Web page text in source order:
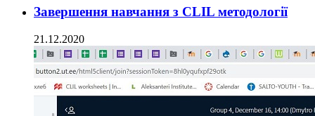
Завершення навчання з CLIL методології
21.12.2020